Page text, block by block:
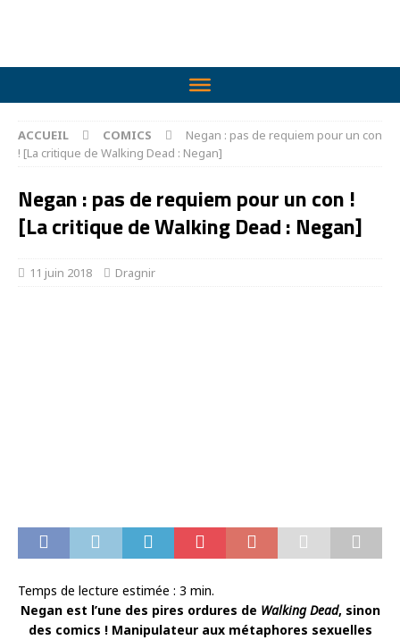
ACCUEIL COMICS
Negan : pas de requiem pour un con
! [La critique de Walking Dead : Negan]
Negan : pas de requiem pour un con !
[La critique de Walking Dead : Negan]
11 juin 2018 Dragnir
Temps de lecture estimée : 3 min.
Negan est l’une des pires ordures de Walking Dead, sinon
des comics ! Manipulateur aux métaphores sexuelles